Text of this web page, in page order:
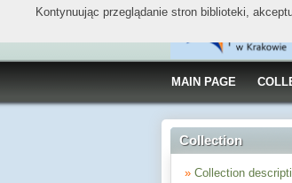
MAIN PAGE
Collection
» Collection
Kontynuując przeglądanie stron biblioteki,